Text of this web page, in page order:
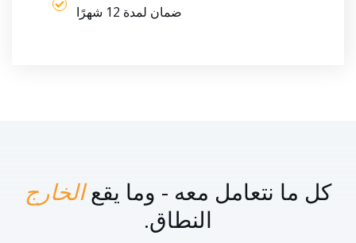
ضمان لمدة 12 شهرًا
كل ما نتعامل معه - وما يقعالخارج
النطاق.